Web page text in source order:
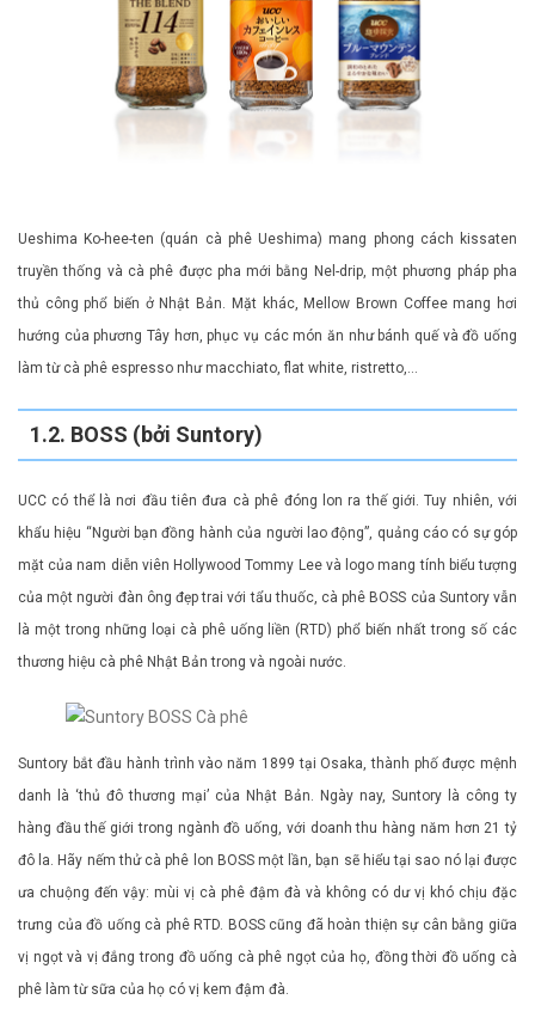
Ueshima Ko-hee-ten (quán cà phê Ueshima) mang phong cách kissaten
truyền thống và cà phê được pha mới bằng Nel-drip, một phương pháp pha
thủ công phổ biến ở Nhật Bản. Mặt khác, Mellow Brown Coffee mang hơi
hướng của phương Tây hơn, phục vụ các món ăn như bánh quế và đồ uống
làm từ cà phê espresso như macchiato, flat white, ristretto,…
1.2. BOSS (bởi Suntory)
UCC có thể là nơi đầu tiên đưa cà phê đóng lon ra thế giới. Tuy nhiên, với
khẩu hiệu “Người bạn đồng hành của người lao động”, quảng cáo có sự góp
mặt của nam diễn viên Hollywood Tommy Lee và logo mang tính biểu tượng
của một người đàn ông đẹp trai với tẩu thuốc, cà phê BOSS của Suntory vẫn
là một trong những loại cà phê uống liền (RTD) phổ biến nhất trong số các
thương hiệu cà phê Nhật Bản trong và ngoài nước.
Suntory bắt đầu hành trình vào năm 1899 tại Osaka, thành phố được mệnh
danh là ‘thủ đô thương mại’ của Nhật Bản. Ngày nay, Suntory là công ty
hàng đầu thế giới trong ngành đồ uống, với doanh thu hàng năm hơn 21 tỷ
đô la. Hãy nếm thử cà phê lon BOSS một lần, bạn sẽ hiểu tại sao nó lại được
ưa chuộng đến vậy: mùi vị cà phê đậm đà và không có dư vị khó chịu đặc
trưng của đồ uống cà phê RTD. BOSS cũng đã hoàn thiện sự cân bằng giữa
vị ngọt và vị đắng trong đồ uống cà phê ngọt của họ, đồng thời đồ uống cà
phê làm từ sữa của họ có vị kem đậm đà.